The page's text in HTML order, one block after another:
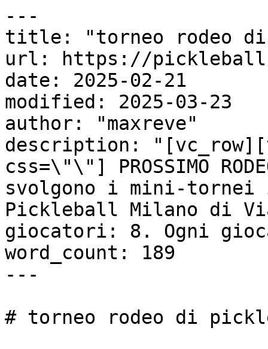
---
title: "torneo rodeo
url: https://pickleball-
date: 2025-02-21
modified: 2025-03-23
author: "maxreve"
description:
css=\"\"] PROSSIMO
svolgono i mini-
Pickleball Milano di
giocatori: 8. Ogni
word_count: 189
---
# torneo rodeo di